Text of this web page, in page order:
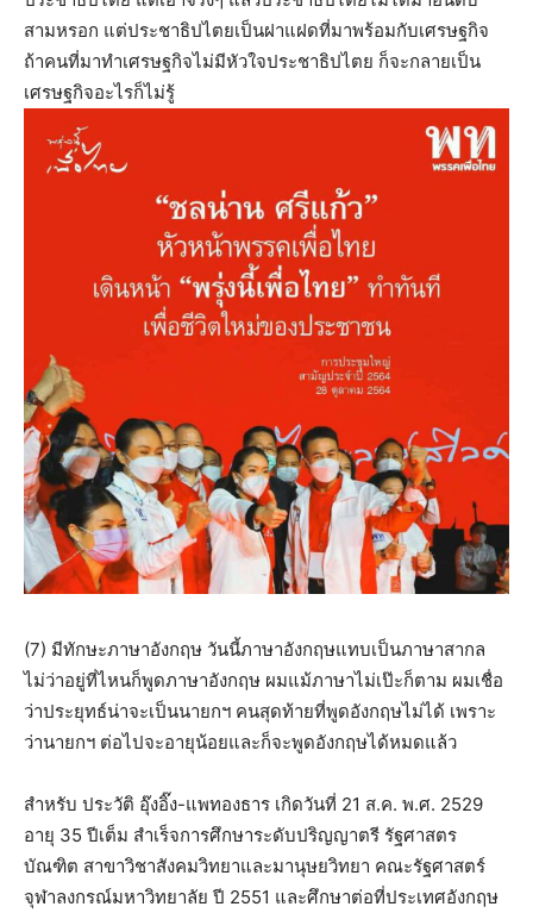
สามหรอก แต่ประชาธิปไตยเป็นฝาแฝดที่มาพร้อมกับเศรษฐกิจ
ถ้าคนที่มาทำเศรษฐกิจไม่มีหัวใจประชาธิปไตย ก็จะกลายเป็น
เศรษฐกิจอะไรก็ไม่รู้
(7) มีทักษะภาษาอังกฤษ วันนี้ภาษาอังกฤษแทบเป็นภาษาสากล
ไม่ว่าอยู่ที่ไหนก็พูดภาษาอังกฤษ ผมแม้ภาษาไม่เป๊ะก็ตาม ผมเชื่อ
ว่าประยุทธ์น่าจะเป็นนายกฯ คนสุดท้ายที่พูดอังกฤษไม่ได้ เพราะ
ว่านายกฯ ต่อไปจะอายุน้อยและก็จะพูดอังกฤษได้หมดแล้ว
สำหรับ ประวัติ อุ๊งอิ๊ง-แพทองธาร เกิดวันที่ 21 ส.ค. พ.ศ. 2529
อายุ 35 ปีเต็ม สำเร็จการศึกษาระดับปริญญาตรี รัฐศาสตร
บัณฑิต สาขาวิชาสังคมวิทยาและมานุษยวิทยา คณะรัฐศาสตร์
จุฬาลงกรณ์มหาวิทยาลัย ปี 2551 และศึกษาต่อที่ประเทศอังกฤษ